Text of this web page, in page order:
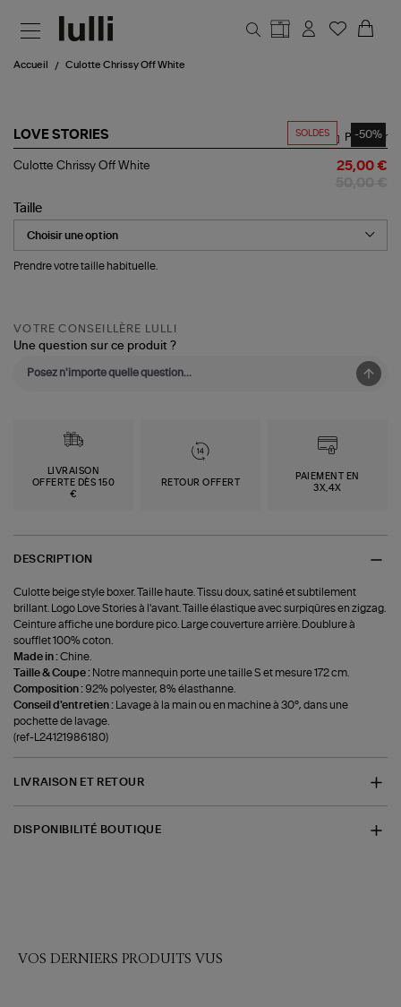
Accueil Culotte Chrissy Off White
SOLDES -50%
LOVE STORIES
Culotte
White
Partager
Culotte Chrissy Off White 25,00 €
Taille
Prendre votre taille habituelle.
VOTRE CONSEILLÈRE LULLI
Une question sur ce produit ?
LIVRAISON
OFFERTE DÈS 150
€
RETOUR OFFERT
PAIEMENT EN
3X,4X
DESCRIPTION
Culotte beige style boxer. Taille haute. Tissu doux, satiné et subtilement
brillant. Logo Love Stories à l'avant. Taille élastique avec surpiqûres en zigzag.
Ceinture affiche une bordure pico. Large couverture arrière. Doublure à
soufflet 100% coton.
Made in :Chine.
Taille & Coupe : Notre mannequin porte une taille S et mesure 172 cm.
Composition : 92% polyester, 8% élasthanne.
Conseil d'entretien :
Lavage à la main ou en machine à 30°, dans une
pochette de lavage.
(ref-L24121986180)
LIVRAISON ET RETOUR
DISPONIBILITÉ BOUTIQUE
VOS DERNIERS PRODUITS VUS